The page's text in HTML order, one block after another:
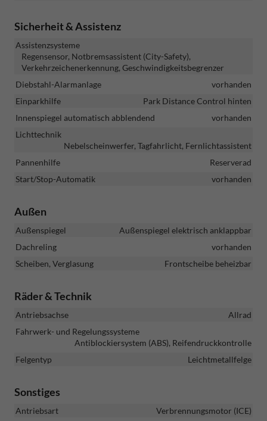
Sicherheit & Assistenz
Assistenzsysteme
Regensensor, Notbremsassistent (City-Safety),
Verkehrzeichenerkennung, Geschwindigkeitsbegrenzer
Diebstahl-Alarmanlage
vorhanden
Einparkhilfe
Park Distance Control hinten
Innenspiegel automatisch abblendend
vorhanden
Lichttechnik
Nebelscheinwerfer, Tagfahrlicht, Fernlichtassistent
Pannenhilfe
Reserverad
Start/Stop-Automatik
vorhanden
Außen
Außenspiegel
Außenspiegel elektrisch anklappbar
Dachreling
vorhanden
Scheiben, Verglasung
Frontscheibe beheizbar
Räder & Technik
Antriebsachse
Allrad
Fahrwerk- und Regelungssysteme
Antiblockiersystem (ABS), Reifendruckkontrolle
Felgentyp
Leichtmetallfelge
Sonstiges
Antriebsart
Verbrennungsmotor (ICE)